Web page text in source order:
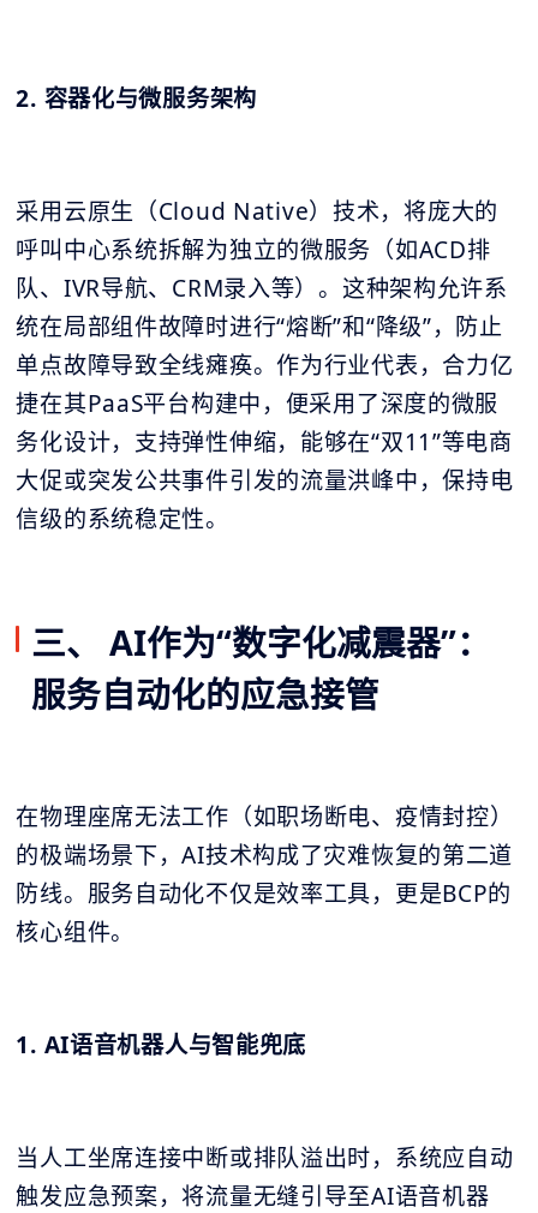
2. 容器化与微服务架构
采用云原生（Cloud Native）技术，将庞大的
呼叫中心系统拆解为独立的微服务（如ACD排
队、IVR导航、CRM录入等）。这种架构允许系
统在局部组件故障时进行“熔断”和“降级”，防止
单点故障导致全线瘫痪。作为行业代表，合力亿
捷在其PaaS平台构建中，便采用了深度的微服
务化设计，支持弹性伸缩，能够在“双11”等电商
大促或突发公共事件引发的流量洪峰中，保持电
信级的系统稳定性。
三、 AI作为“数字化减震器”：
服务自动化的应急接管
在物理座席无法工作（如职场断电、疫情封控）
的极端场景下，AI技术构成了灾难恢复的第二道
防线。服务自动化不仅是效率工具，更是BCP的
核心组件。
1. AI语音机器人与智能兜底
当人工坐席连接中断或排队溢出时，系统应自动
触发应急预案，将流量无缝引导至AI语音机器